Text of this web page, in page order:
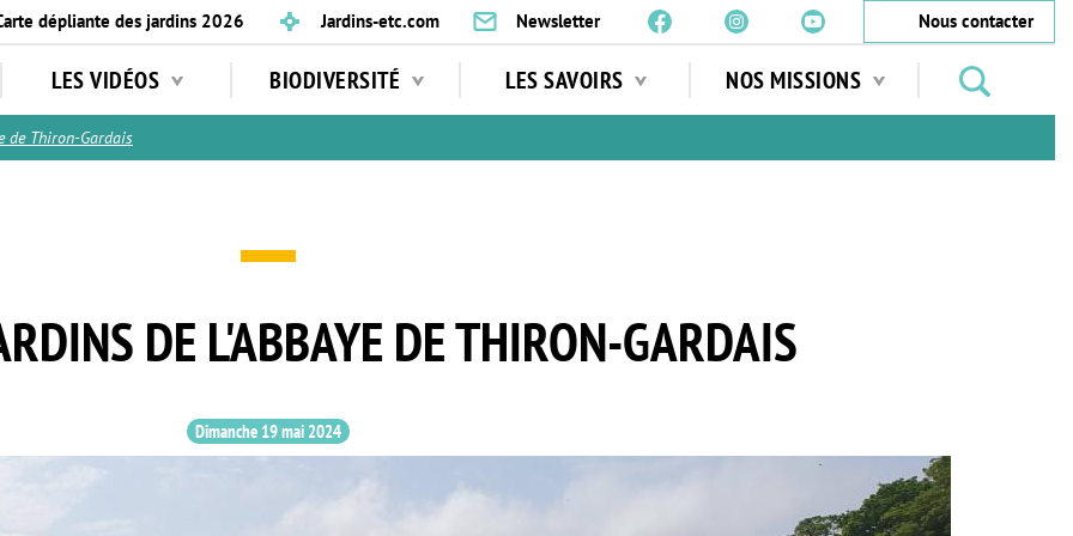
dépliante des jardins 2026 Jardins-etc.com Newsletter
Nous contacter
LES VIDÉOS BIODIVERSITÉ LES SAVOIRS NOS MISSIONS
jardins
de Thiron-Gardais
DE L'ABBAYE DE THIRON-GARDAIS
Dimanche 19 mai 2024